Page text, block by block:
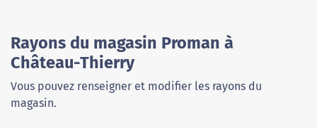
Rayons du magasin Proman à
Château-Thierry
Vous pouvez renseigner et modifier les rayons du
magasin.